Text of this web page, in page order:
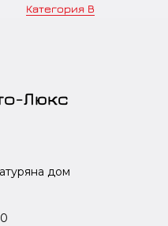
улица Бибиревская,
Категория В
Люкс
дом